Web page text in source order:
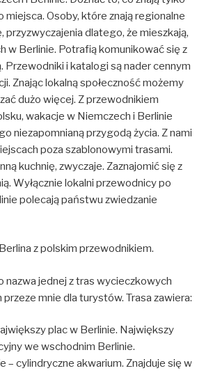
Osoby, które znają regionalne
przyzwyczajenia dlatego, że mieszkają,
w Berlinie. Potrafią komunikować się z
Przewodniki i katalogi są nader cennym
Znając lokalną społeczność możemy
dużo więcej. Z przewodnikiem
wakacje w Niemczech i Berlinie
niezapomnianą przygodą życia. Z nami
poza szablonowymi trasami.
kuchnię, zwyczaje. Zaznajomić się z
Wyłącznie lokalni przewodnicy po
polecają państwu zwiedzanie
z polskim przewodnikiem.
nazwa jednej z tras wycieczkowych
mnie dla turystów. Trasa zawiera:
plac w Berlinie. Największy
we wschodnim Berlinie.
– cylindryczne akwarium. Znajduje się w